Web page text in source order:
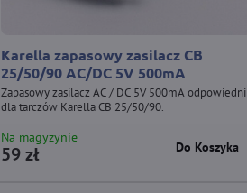
Karella zapasowy zasilacz CB
25/50/90 AC/DC 5V 500mA
Zapasowy zasilacz AC / DC 5V 500mA odpowiedni
dla tarczów Karella CB 25/50/90.
Na magyzynie
59 zł Do Koszyka